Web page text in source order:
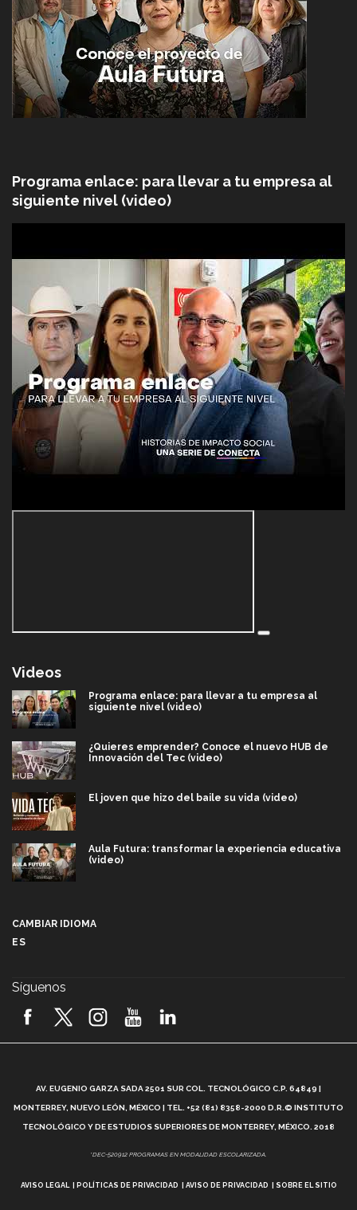
Programa enlace: para llevar a tu empresa al
siguiente nivel (video)
Videos
Programa enlace: para llevar a tu empresa al
siguiente nivel (video)
¿Quieres emprender? Conoce el nuevo HUB de
Innovación del Tec (video)
El joven que hizo del baile su vida (video)
Aula Futura: transformar la experiencia educativa
(video)
2026! (video)
¿Cómo es el Modelo Educativo Tec? (video)
Vida Tec: Feminismo e Inteligencia Artificial, Paola
CAMBIAR IDIOMA
ES
Síguenos
AV. EUGENIO GARZA SADA 2501 SUR COL. TECNOLÓGICO C.P. 64849 |
MONTERREY, NUEVO LEÓN, MÉXICO | TEL. +52 (81) 8358-2000 D.R.© INSTITUTO
TECNOLÓGICO Y DE ESTUDIOS SUPERIORES DE MONTERREY, MÉXICO. 2018
*DEC-520912 PROGRAMAS EN MODALIDAD ESCOLARIZADA.
AVISO LEGAL POLÍTICAS DE PRIVACIDAD AVISO DE PRIVACIDAD SOBRE EL SITIO